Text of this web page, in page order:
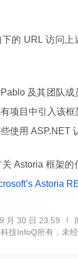
的 URL 访问
及其团队
项目中引入该
使用 ASP.NET
Astoria 框架的
Astoria
月 30 日 23:59
技InfoQ所有，未经